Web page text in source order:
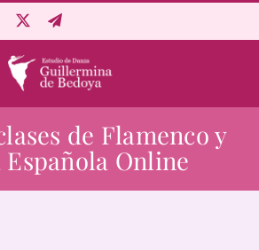
Aprende Online
Estudio
de Flamenco y
Española Online